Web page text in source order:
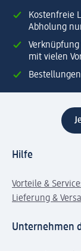
Kostenfreie
Abholung
Verknüpfung
mit vielen
Hilfe
Vorteile &
Lieferung &
Unternehmen